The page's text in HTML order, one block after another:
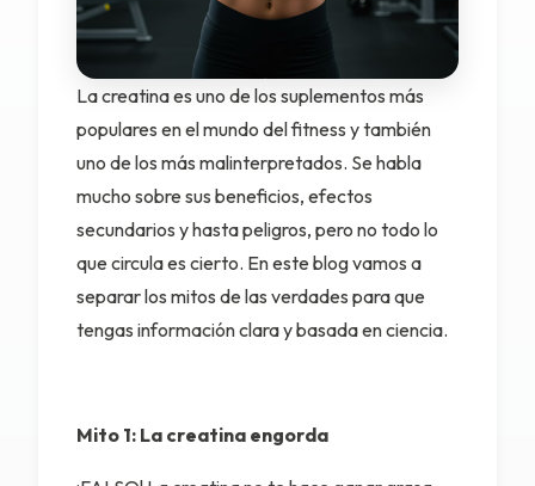
La creatina es uno de los suplementos más
populares en el mundo del fitness y también
uno de los más malinterpretados. Se habla
mucho sobre sus beneficios, efectos
secundarios y hasta peligros, pero no todo lo
que circula es cierto. En este blog vamos a
separar los mitos de las verdades para que
tengas información clara y basada en ciencia.
Mito 1: La creatina engorda